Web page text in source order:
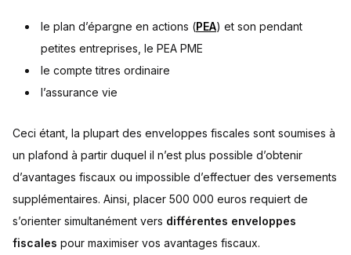
le plan d’épargne en actions (PEA) et son pendant
petites entreprises, le PEA PME
le compte titres ordinaire
l’assurance vie
Ceci étant, la plupart des enveloppes fiscales sont soumises à
un plafond à partir duquel il n’est plus possible d’obtenir
d’avantages fiscaux ou impossible d’effectuer des versements
supplémentaires. Ainsi, placer 500 000 euros requiert de
s’orienter simultanément vers différentes enveloppes
fiscales pour maximiser vos avantages fiscaux.